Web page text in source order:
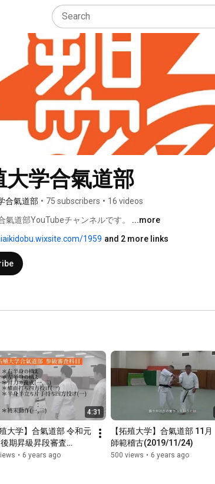
大学合氣道部
合氣道部 • 75 subscribers • 16 videos
氣道部YouTubeチャンネルです。 ...more
1959 and 2 more links
4:31
殖大学】合氣道部 令和元
期昇級昇段審査
12/15)
• 6 years ago
【拓殖大学】合氣道部 11月
師範稽古(2019/11/24)
500 views • 6 years ago